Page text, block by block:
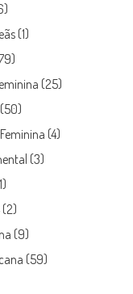
(1)
(25)
(50)
(4)
(3)
(2)
(9)
(59)